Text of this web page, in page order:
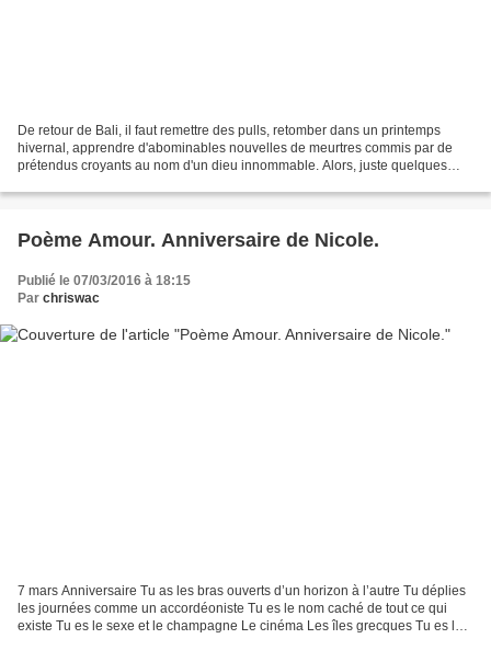
De retour de Bali, il faut remettre des pulls, retomber dans un printemps
hivernal, apprendre d'abominables nouvelles de meurtres commis par de
prétendus croyants au nom d'un dieu innommable. Alors, juste quelques
Poème Amour. Anniversaire de Nicole.
Publié le 07/03/2016 à 18:15
Par chriswac
7 mars Anniversaire Tu as les bras ouverts d’un horizon à l’autre Tu déplies
les journées comme un accordéoniste Tu es le nom caché de tout ce qui
existe Tu es le sexe et le champagne Le cinéma Les îles grecques Tu es la